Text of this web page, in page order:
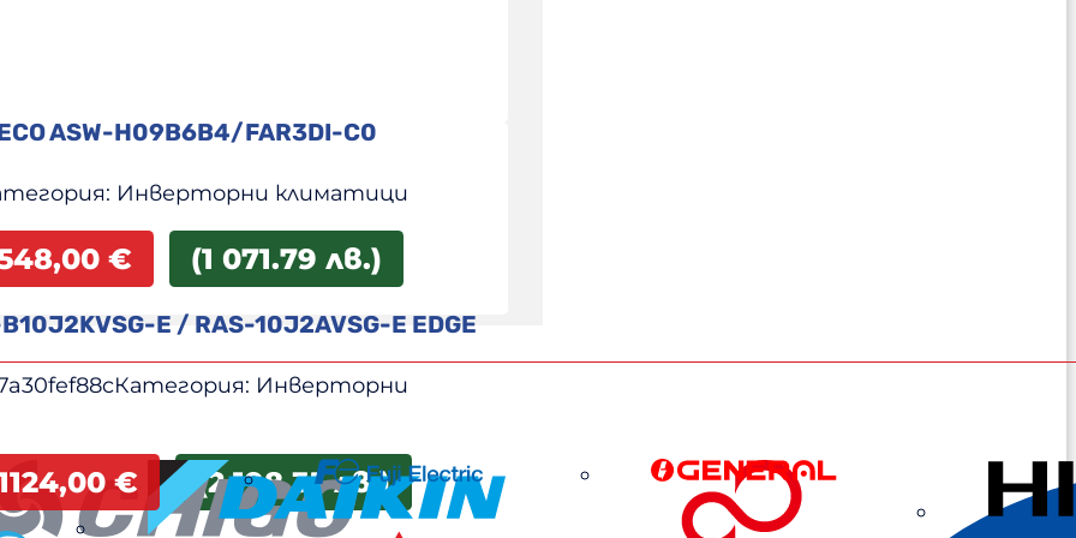
ASW-H09B6B4/FAR3DI-C0
Инверторни климатици
€ (1 071.79 лв.)
E / RAS-10J2AVSG-E EDGE
Категория: Инверторни
€ (2 198.35 лв.)